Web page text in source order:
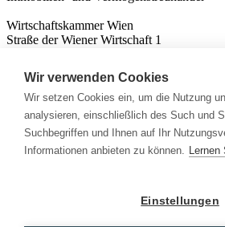
Wirtschaftskammer Wien
Straße der Wiener Wirtschaft 1
Nützliches
Immobilienwissen
Formulare & Rechner
Expert:innen
Info
Wir verwenden Cookies
Wir setzen Cookies ein, um die Nutzung
analysieren, einschließlich des Such und
Suchbegriffen und Ihnen auf Ihr
Informationen anbieten zu können. Lernen
Einstellungen